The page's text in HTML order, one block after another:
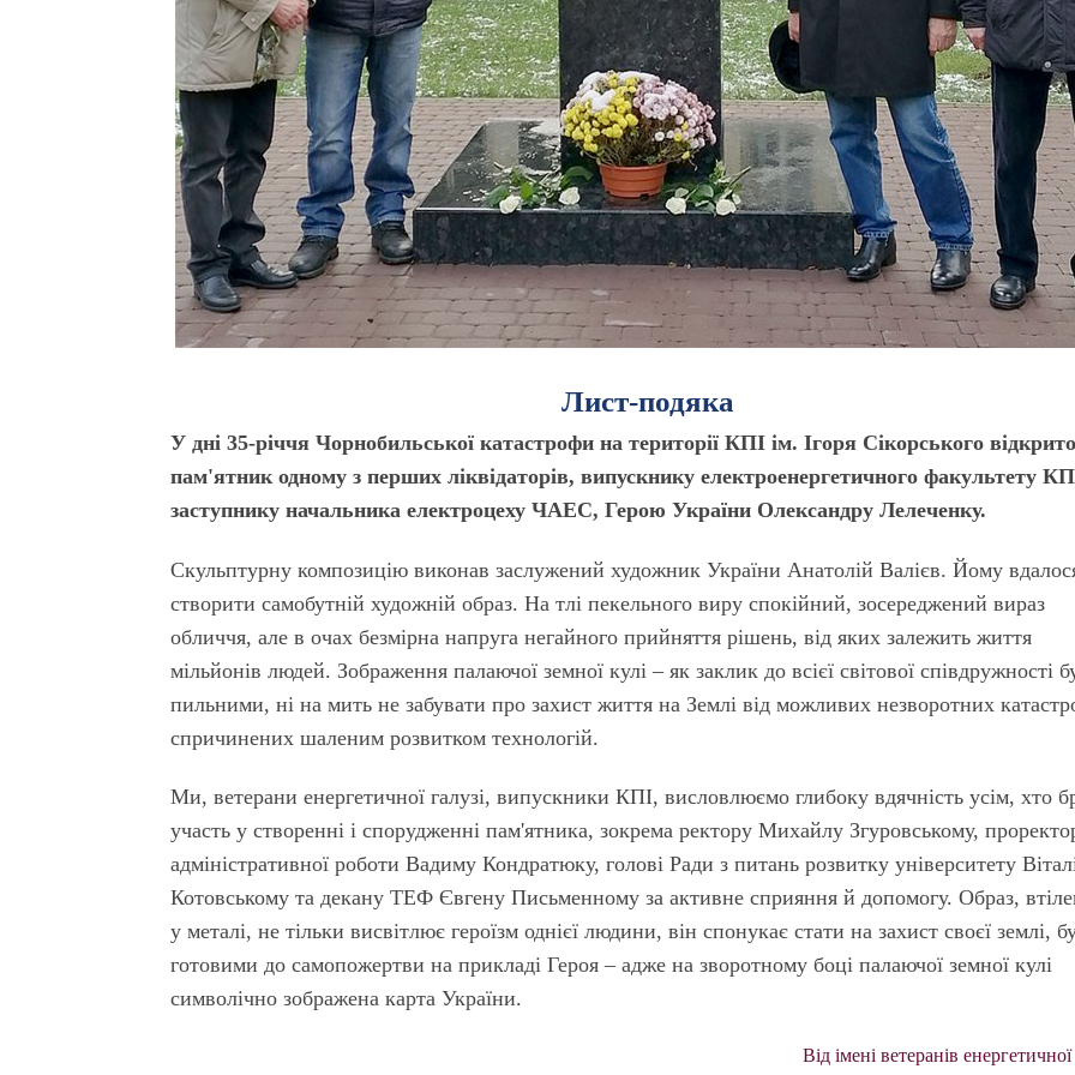
Лист-подяка
У дні 35-річчя Чорнобильської катастрофи на території КПІ ім. Ігоря Сікорського
пам'ятник одному з перших ліквідаторів, випускнику електроенергетичного факультету
заступнику начальника електроцеху ЧАЕС, Герою України Олександру Лелеченку.
Скульптурну композицію виконав заслужений художник України Анатолій Валієв. Йому
створити самобутній художній образ. На тлі пекельного виру спокійний, зосереджений вираз
обличчя, але в очах безмірна напруга негайного прийняття рішень, від яких залежить життя
мільйонів людей. Зображення палаючої земної кулі – як заклик до всієї світової співдружності
пильними, ні на мить не забувати про захист життя на Землі від можливих незворотних
спричинених шаленим розвитком технологій.
Ми, ветерани енергетичної галузі, випускники КПІ, висловлюємо глибоку вдячність усім, хто
участь у створенні і спорудженні пам'ятника, зокрема ректору Михайлу Згуровському,
адміністративної роботи Вадиму Кондратюку, голові Ради з питань розвитку університету
Котовському та декану ТЕФ Євгену Письменному за активне сприяння й допомогу. Образ,
у металі, не тільки висвітлює героїзм однієї людини, він спонукає стати на захист своєї землі,
готовими до самопожертви на прикладі Героя – адже на зворотному боці палаючої земної кулі
символічно зображена карта України.
Від імені ветеранів енергетичної